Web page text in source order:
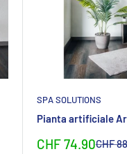
SPA SOLUTIONS
Pianta artificiale
Sonderpreis
CHF 74.90CHF